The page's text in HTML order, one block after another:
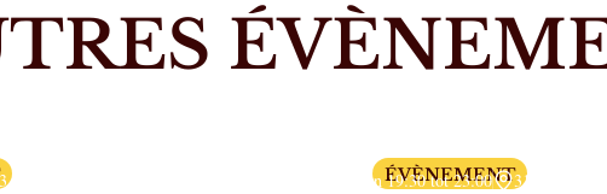
3 nocturnes dates à définir ÉVÈNEMENT
Van 19:30 tot 23:00 31 oktober